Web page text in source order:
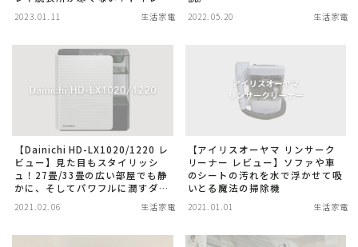
アクションカム
カメラ・ビデオ
プロジェクター
映像・AV家電
レーニングにもおすすめ！
2023.01.11 生活家電 2022.05.20 生活家電
【Dainichi HD-LX1020/1220 レ
ビュー】見た目もスタイリッシ
ュ！27畳/33畳の広い部屋でも静
かに、そしてパワフルに潤すダイ
2021.02.06 生活家電
【アイリスオーヤマ リンサーク
リーナー レビュー】ソファや車
のシートの汚れを水で浮かせて吸
いとる魔法の掃除機
2021.01.01 生活家電